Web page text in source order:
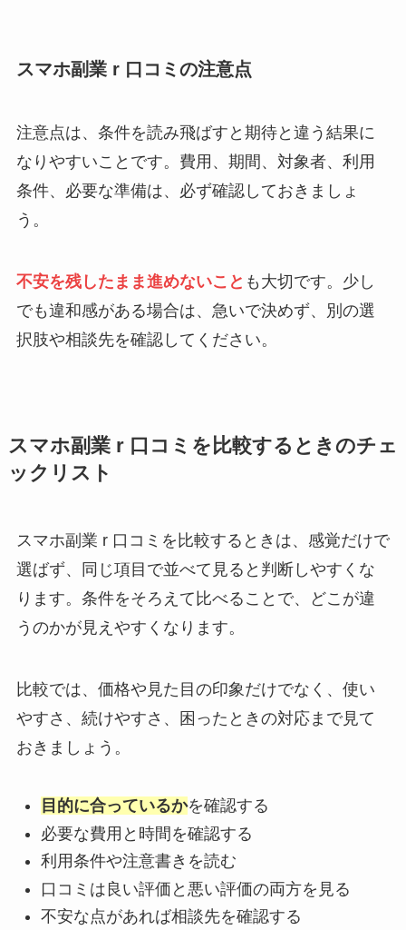
スマホ副業 r 口コミの注意点
注意点は、条件を読み飛ばすと期待と違う結果に
なりやすいことです。費用、期間、対象者、利用
条件、必要な準備は、必ず確認しておきましょ
う。
不安を残したまま進めないこと も大切です。少し
でも違和感がある場合は、急いで決めず、別の選
択肢や相談先を確認してください。
スマホ副業 r 口コミを比較するときのチェ
ックリスト
スマホ副業 r 口コミを比較するときは、感覚だけで
選ばず、同じ項目で並べて見ると判断しやすくな
ります。条件をそろえて比べることで、どこが違
うのかが見えやすくなります。
比較では、価格や見た目の印象だけでなく、使い
やすさ、続けやすさ、困ったときの対応まで見て
おきましょう。
目的に合っているかを確認する
必要な費用と時間を確認する
利用条件や注意書きを読む
口コミは良い評価と悪い評価の両方を見る
不安な点があれば相談先を確認する